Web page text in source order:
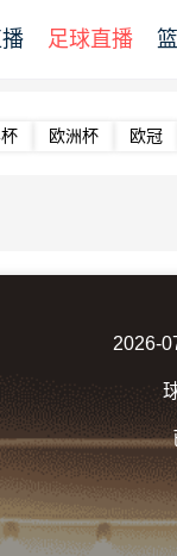
足球直播
欧洲杯 欧冠
2026-